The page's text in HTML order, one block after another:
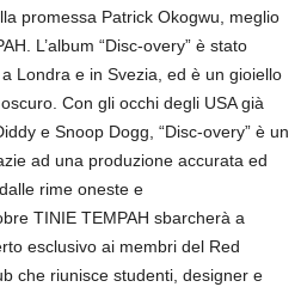
promessa Patrick Okogwu, meglio
L’album “Disc-overy” è stato
Londra e in Svezia, ed è un gioiello
Con gli occhi degli USA già
e Snoop Dogg, “Disc-overy” è un
ad una produzione accurata ed
rime oneste e
TINIE TEMPAH sbarcherà a
esclusivo ai membri del Red
che riunisce studenti, designer e